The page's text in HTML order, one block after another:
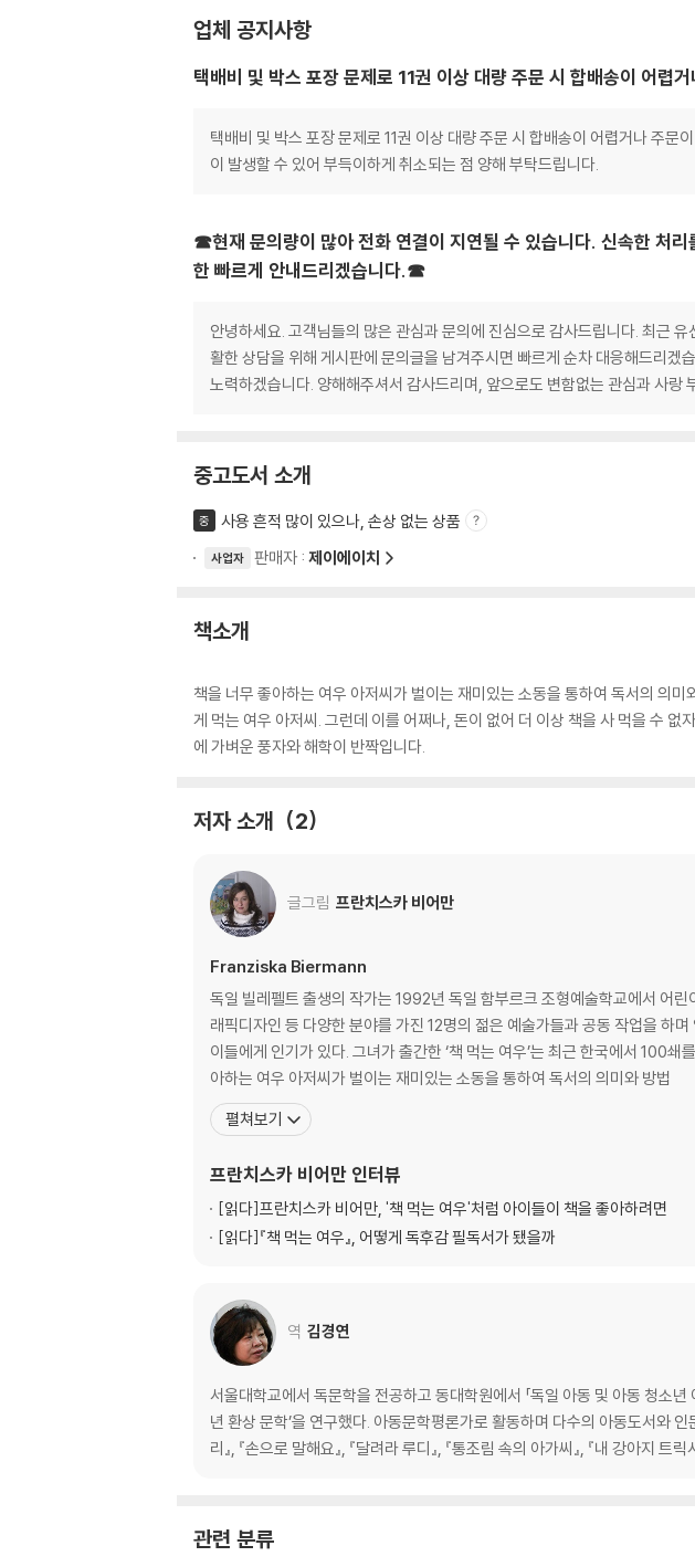
업체 공지사항
택배비 및 박스 포장 문제로 11권 이상 대량 주문 시 합배송이 어렵
택배비 및 박스 포장 문제로 11권 이상 대량 주문 시 합배송이 어렵거나 주
이 발생할 수 있어 부득이하게 취소되는 점 양해 부탁드립니다.
☎현재 문의량이 많아 전화 연결이 지연될 수 있습니다. 신속한 처리
한 빠르게 안내드리겠습니다.☎
안녕하세요. 고객님들의 많은 관심과 문의에 진심으로 감사드립니다. 최근
활한 상담을 위해 게시판에 문의글을 남겨주시면 빠르게 순차 대응해드리겠
노력하겠습니다. 양해해주셔서 감사드리며, 앞으로도 변함없는 관심과 사랑
중고도서 소개
중 사용 흔적 많이 있으나, 손상 없는 상품
사업자 판매자 : 제이에이치
책소개
책을 너무 좋아하는 여우 아저씨가 벌이는 재미있는 소동을 통하여 독서의 의
게 먹는 여우 아저씨. 그런데 이를 어쩌나, 돈이 없어 더 이상 책을 사 먹을 수
에 가벼운 풍자와 해학이 반짝입니다.
저자 소개 2
글그림 프란치스카 비어만
Franziska Biermann
독일 빌레펠트 출생의 작가는 1992년 독일 함부르크 조형예술학교에서 어
래픽디자인 등 다양한 분야를 가진 12명의 젊은 예술가들과 공동 작업을 하
이들에게 인기가 있다. 그녀가 출간한 ‘책 먹는 여우’는 최근 한국에서 100쇄를 돌파했다. 지금까지 35만명 어린이 독자들이 이 책을 만났다.『책먹는 여우』는 책을 너무 좋
아하는 여우 아저씨가 벌이는 재미있는 소동을 통하여 독서의 의미와 방법
펼쳐보기
프란치스카 비어만 인터뷰
[읽다]프란치스카 비어만, '책 먹는 여우'처럼 아이들이 책을 좋아하려면
[읽다]『책 먹는 여우』, 어떻게 독후감 필독서가 됐을까
역 김경연
서울대학교에서 독문학을 전공하고 동대학원에서 「독일 아동 및 아동 청소
년 환상 문학’을 연구했다. 아동문학평론가로 활동하며 다수의 아동도서와
리』, 『손으로 말해요』, 『달려라 루디』, 『통조림 속의 아가씨』, 『내 강아지
관련 분류